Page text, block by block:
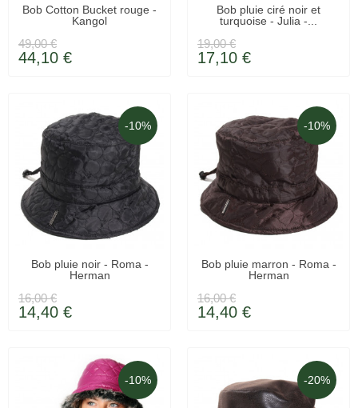
EN STOCK
Bob Cotton Bucket rouge -
Kangol
49,00 €
44,10 €
LIVRÉ SOUS 48H
Bob pluie ciré noir et
turquoise - Julia -...
19,00 €
17,10 €
-10%
LIVRÉ SOUS 48H
Bob pluie noir - Roma -
Herman
16,00 €
14,40 €
-10%
LIVRÉ SOUS 48H
Bob pluie marron - Roma -
Herman
16,00 €
14,40 €
-10% -20%